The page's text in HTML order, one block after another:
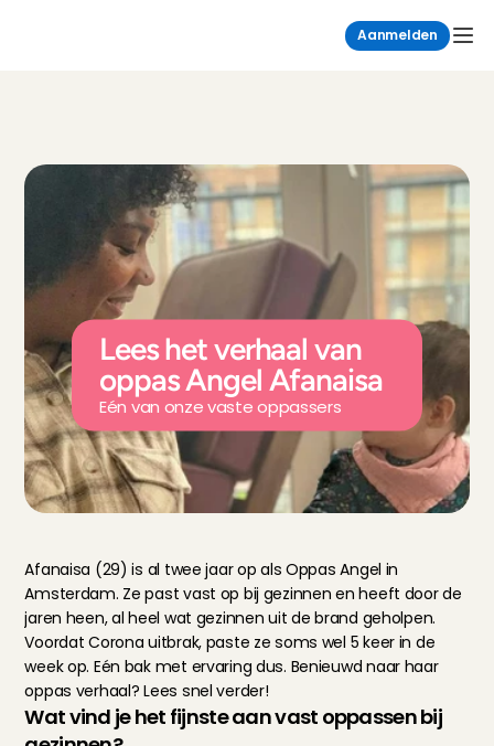
Aanmelden
Lees het verhaal van
oppas Angel Afanaisa
Eén van onze vaste oppassers
Afanaisa (29) is al twee jaar op als Oppas Angel in
Amsterdam. Ze past vast op bij gezinnen en heeft door de
jaren heen, al heel wat gezinnen uit de brand geholpen.
Voordat Corona uitbrak, paste ze soms wel 5 keer in de
week op. Eén bak met ervaring dus. Benieuwd naar haar
oppas verhaal? Lees snel verder!
Wat vind je het fijnste aan vast oppassen bij